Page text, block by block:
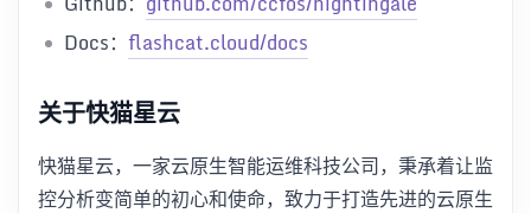
Docs： flashcat.cloud/docs
关于快猫星云
快猫星云，一家云原生智能运维科技公司，秉承着让监
控分析变简单的初心和使命，致力于打造先进的云原生